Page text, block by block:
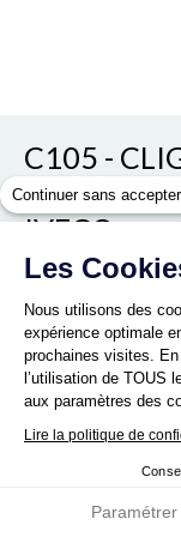
C105 -
IVECO
Quantité :
Continuer sans accepter
Les
Nous utilisons des
expérience optimale
prochaines visites.
l’utilisation de TOUS
aux paramètres des
Lire la politique de
Paramétrer